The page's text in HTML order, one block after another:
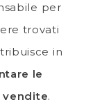
per
trovati
in
le
vendite.